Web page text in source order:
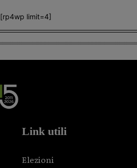
[rp4wp limit=4]
Link utili
Elezioni